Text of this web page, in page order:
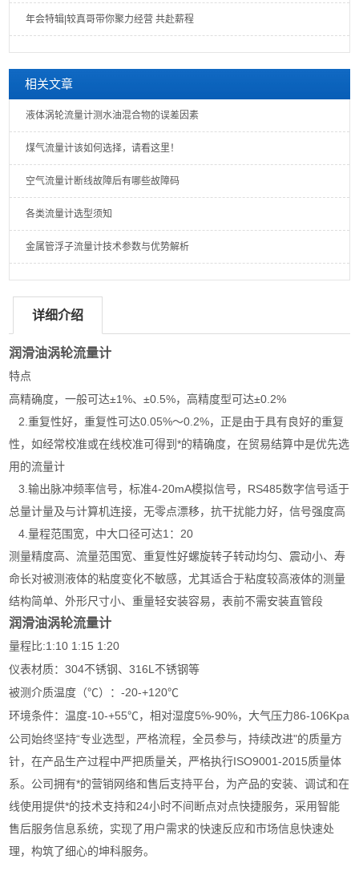
年会特辑|较真哥带你聚力经营 共赴薪程
相关文章
液体涡轮流量计测水油混合物的误差因素
煤气流量计该如何选择，请看这里！
空气流量计断线故障后有哪些故障码
各类流量计选型须知
金属管浮子流量计技术参数与优势解析
详细介绍
润滑油涡轮流量计
特点
高精确度，一般可达±1%、±0.5%，高精度型可达±0.2%
2.重复性好，重复性可达0.05%～0.2%，正是由于具有良好的重复
性，如经常校准或在线校准可得到*的精确度，在贸易结算中是优先选
用的流量计
3.输出脉冲频率信号，标准4-20mA模拟信号，RS485数字信号适于
总量计量及与计算机连接，无零点漂移，抗干扰能力好，信号强度高
4.量程范围宽，中大口径可达1：20
测量精度高、流量范围宽、重复性好螺旋转子转动均匀、震动小、寿
命长对被测液体的粘度变化不敏感，尤其适合于粘度较高液体的测量
结构简单、外形尺寸小、重量轻安装容易，表前不需安装直管段
润滑油涡轮流量计
量程比:1:10 1:15 1:20
仪表材质：304不锈钢、316L 不锈钢等
被测介质温度（℃）：-20-+120℃
环境条件：温度-10-+55℃，相对湿度5%-90%，大气压力86-106Kpa
公司始终坚持“专业选型，严格流程，全员参与，持续改进"的质量方
针，在产品生产过程中严把质量关，严格执行ISO9001-2015质量体
系。公司拥有*的营销网络和售后支持平台，为产品的安装、调试和在
线使用提供*的技术支持和24小时不间断点对点快捷服务，采用智能
售后服务信息系统，实现了用户需求的快速反应和市场信息快速处
理，构筑了细心的坤科服务。